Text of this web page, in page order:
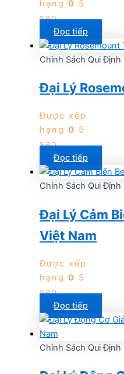
hạng 0 5
sao
Đọc tiếp
Chính Sách Qui Định
Đại Lý
Được xếp
hạng 0 5
sao
Đọc tiếp
Chính Sách Qui Định
Đại Lý Cảm
Việt Nam
Được xếp
hạng 0 5
sao
Đọc tiếp
Chính Sách Qui Định